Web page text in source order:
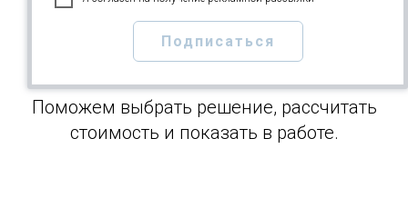
Получите консультацию
эксперта Форпост
Поможем выбрать решение, рассчитать
стоимость и показать в работе.
Подписаться